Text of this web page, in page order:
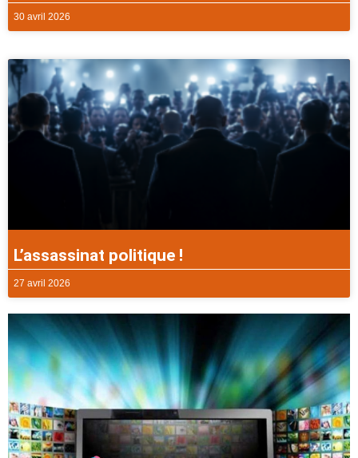
30 avril 2026
L’assassinat politique !
27 avril 2026